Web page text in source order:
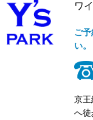
ワ
ご
い。
京王
へ